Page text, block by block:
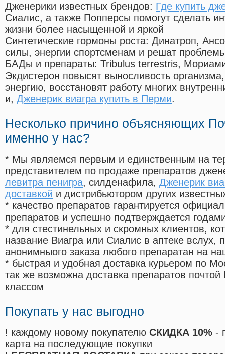
Дженерики известных брендов: Где купить
Сиалис, а также Попперсы помогут сделать
жизни более насыщенной и яркой
Синтетические гормоны роста: Динатроп,
силы, энергии спортсменам и решат
БАДы и препараты: Tribulus terrestris,
Экдистерон повысят выносливость
энергию, восстановят работу многих
и, Дженерик виагра купить в Перми.
Несколько причино объясняющих
именно у нас?
* Мы являемся первым и единственным на
представителем по продаже препаратов
левитра пенигра, силденафила, Дженерик
доставкой и дистрибьютором других
* качество препаратов гарантируется
препаратов и успешно подтверждается
* для стестинельных и скромных клиентов,
название Виагра или Сиалис в аптеке вслух,
анонимныого заказа любого препаратан на
* быстрая и удобная доставка курьером по
так же возможна доставка препаратов
классом
Покупать у нас выгодно
! каждому новому покупателю СКИДКА 10% -
карта на последующие покупки